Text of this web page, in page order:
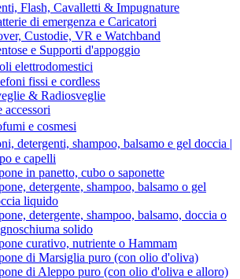
Flash, Cavalletti & Impugnature
di emergenza e Caricatori
Custodie, VR e Watchband
e Supporti d'appoggio
elettrodomestici
fissi e cordless
& Radiosveglie
accessori
e cosmesi
detergenti, shampoo, balsamo e gel doccia |
e capelli
in panetto, cubo o saponette
detergente, shampoo, balsamo o gel
liquido
detergente, shampoo, balsamo, doccia o
solido
curativo, nutriente o Hammam
di Marsiglia puro (con olio d'oliva)
di Aleppo puro (con olio d'oliva e alloro)